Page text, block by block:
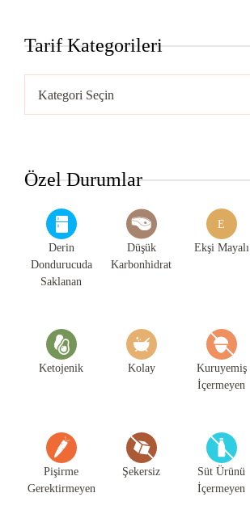
Tarif Kategorileri
Kategorileri
Özel Durumlar
Derin
Dondurucuda
Saklanan
Düşük
Karbonhidrat
E
Ekşi Mayalı
Ketojenik Kolay
Kuruyemiş
İçermeyen
Pişirme
Gerektirmeyen
Şekersiz
Süt Ürünü
İçermeyen